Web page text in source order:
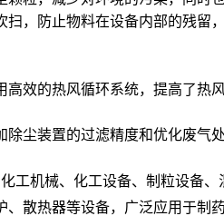
，防止物料在设备内部的残留
效的热风循环系统，提高了热
尘装置的过滤精度和优化废气
机械、化工设备、制粒设备
散热器等设备，广泛应用于制